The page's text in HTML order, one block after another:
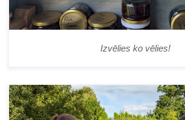
Izvēlies ko vēlies!